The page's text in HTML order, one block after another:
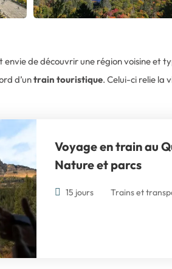
de découvrir une région voisine et
d’untrain touristique. Celui-ci relie la
Voyage en train au
Nature et parcs
15 jours Trains et